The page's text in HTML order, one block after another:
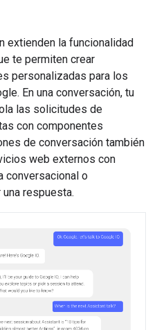
extienden la funcionalidad
te permiten crear
personalizadas para los
En una conversación, tu
las solicitudes de
con componentes
de conversación también
web externos con
conversacional o
respuesta.